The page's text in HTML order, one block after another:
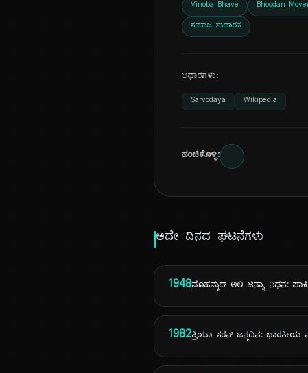
Vinoba Bhave Bhoodan
ಸಮಾಜ ಸುಧಾರಕ
ಆಧಾರಗಳು:
Sarvodaya Wikipedia
ಹಂಚಿಕೊಳ್ಳಿ:
ಅದೇ ದಿನದ ಘಟನೆಗಳು
1948ಮೊಹಮ್ಮದ್ ಅಲಿ ಜಿನ್ನಾ ನಿಧನ:
1982ಶ್ರಿಯಾ ಸರನ್ ಜನ್ಮದಿನ: ಭಾರತೀಯ